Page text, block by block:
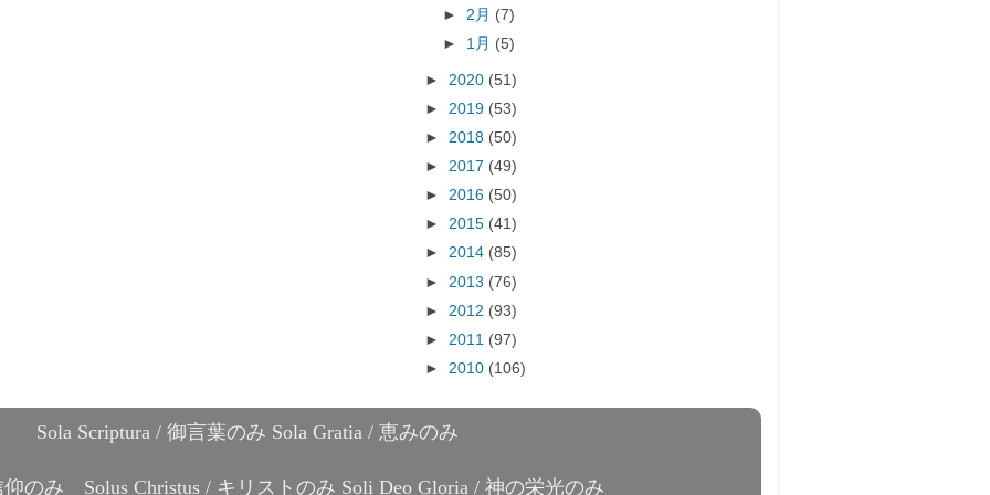
► 2月 (7)
► 1月 (5)
► 2020 (51)
► 2019 (53)
► 2018 (50)
► 2017 (49)
► 2016 (50)
► 2015 (41)
► 2014 (85)
► 2013 (76)
► 2012 (93)
► 2011 (97)
► 2010 (106)
Sola Scriptura / 御言葉のみ Sola Gratia / 恵みのみ
仰のみ Solus Christus / キリストのみ Soli Deo Gloria / 神の栄光のみ